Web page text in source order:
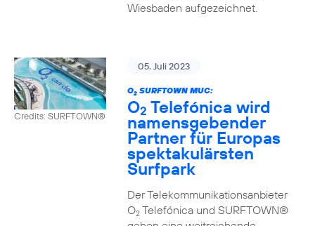
Wiesbaden aufgezeichnet.
Credits: SURFTOWN®
05. Juli 2023
O2SURFTOWN MUC:
O2 Telefónica wird
namensgebender
Partner für Europas
spektakulärsten
Surfpark
Der Telekommunikationsanbieter
O2Telefónica und SURFTOWN®